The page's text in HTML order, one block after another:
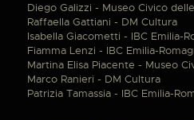
Diego Galizzi - Museo Civico
Raffaella Gattiani - DM Cultura
Isabella Giacometti - IBC Emilia-
Fiamma Lenzi - IBC Emilia-
Martina Elisa Piacente - Museo
Marco Ranieri - DM Cultura
Patrizia Tamassia - IBC Emilia-